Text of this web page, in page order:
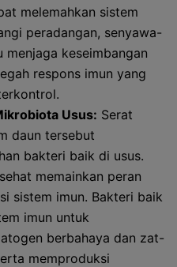
melemahkan sistem
peradangan, senyawa-
menjaga keseimbangan
respons imun yang
Usus: Serat
daun tersebut
bakteri baik di usus.
memainkan peran
sistem imun. Bakteri baik
imun untuk
berbahaya dan zat-
memproduksi